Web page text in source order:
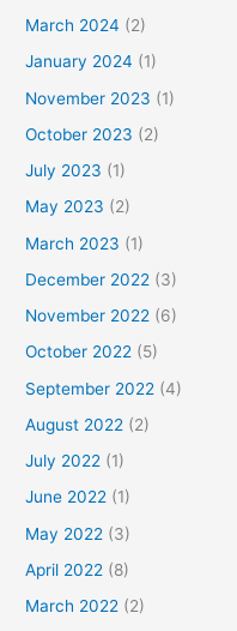
March 2024 (2)
January 2024 (1)
November 2023 (1)
October 2023 (2)
July 2023 (1)
May 2023 (2)
March 2023 (1)
December 2022 (3)
November 2022 (6)
October 2022 (5)
September 2022 (4)
August 2022 (2)
July 2022 (1)
June 2022 (1)
May 2022 (3)
April 2022 (8)
March 2022 (2)